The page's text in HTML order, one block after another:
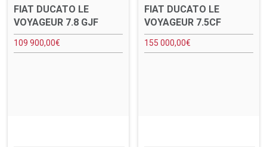
FIAT DUCATO LE
VOYAGEUR 7.8 GJF
109 900,00€
FIAT DUCATO LE
VOYAGEUR 7.5CF
155 000,00€